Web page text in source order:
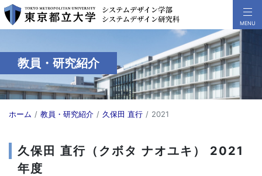
教員・研究紹介
ホーム 教員・研究紹介 久保田 直行 2021
久保田 直行（クボタ ナオユキ） 2021
年度